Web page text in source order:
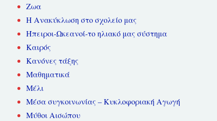
Ζωα
Η Ανακύκλωση στο σχολείο μας
Ήπειροι-Ωκεανοί-το ηλιακό μας σύστημα
Καιρός
Κανόνες τάξης
Μαθηματικά
Μέλι
Μέσα συγκοινωνίας – Κυκλοφοριακή Αγωγή
Μύθοι Αισώπου